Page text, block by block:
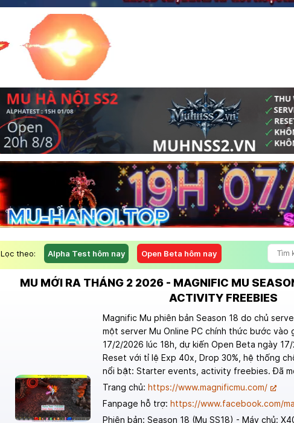
Lọc theo: Alpha Test hôm nay Open Beta hôm nay
MU MỚI RA THÁNG 2 2026 - MAGNIFIC MU
ACTIVITY FREEBIES
Magnific Mu phiên bản Season 18 do chủ
một server Mu Online PC chính thức bước vào
17/2/2026 lúc 18h, dự kiến Open Beta ngày
Reset với tỉ lệ Exp 40x, Drop 30%, hệ thống
nổi bật: Starter events, activity freebies. Đã
Trang chủ: https://www.magnificmu.com/
Fanpage hỗ trợ: https://www.facebook.com/
Phiên bản: Season 18 (Mu SS18) - Máy chủ: